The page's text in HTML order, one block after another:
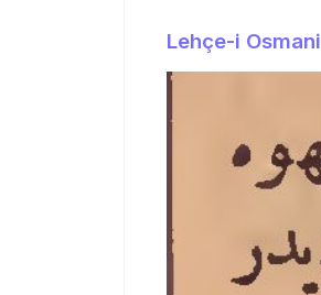
Lehçe-i Osmani